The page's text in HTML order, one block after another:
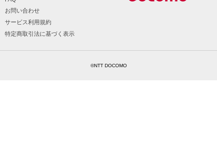
お問い合わせ
サービス利用規約
特定商取引法に基づく表示
©NTT DOCOMO